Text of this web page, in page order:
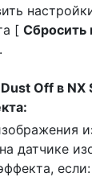
[ Сбросить
Off в NX
датчике
если: